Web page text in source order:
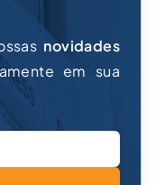
novidades
em sua